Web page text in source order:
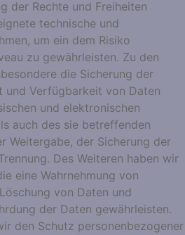
der Rechte und Freiheiten
technische und
um ein dem Risiko
zu gewährleisten. Zu den
die Sicherung der
und Verfügbarkeit von Daten
und elektronischen
auch des sie betreffenden
Weitergabe, der Sicherung der
Des Weiteren haben wir
eine Wahrnehmung von
von Daten und
der Daten gewährleisten.
den Schutz personenbezogener